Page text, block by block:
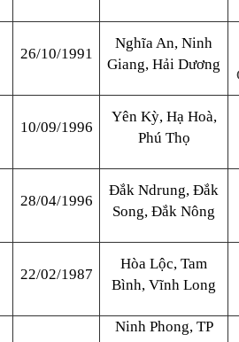
26/10/1991
Nghĩa An, Ninh
Giang, Hải Dương
10/09/1996
Yên Kỳ, Hạ Hoà,
Phú Thọ
28/04/1996
Đắk Ndrung, Đắk
Song, Đắk Nông
22/02/1987
Hòa Lộc, Tam
Bình, Vĩnh Long
Ninh Phong, TP